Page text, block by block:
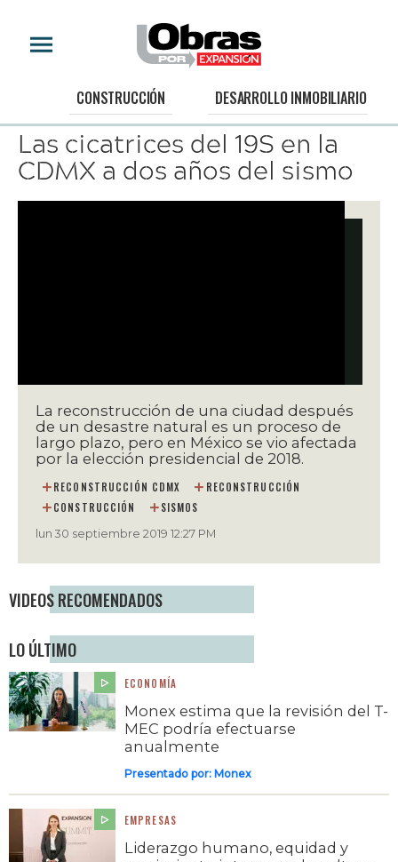
CONSTRUCCIÓN DESARROLLO INMOBILIARIO
Las cicatrices del 19S en la
CDMX a dos años del sismo
lun 30 septiembre 2019 12:27 PM
La reconstrucción de una ciudad después
de un desastre natural es un proceso de
largo plazo, pero en México se vio afectada
por la elección presidencial de 2018.
RECONSTRUCCIÓN CDMX
RECONSTRUCCIÓN
CONSTRUCCIÓN
SISMOS
VIDEOS RECOMENDADOS
LO ÚLTIMO
ECONOMÍA
Monex estima que la revisión del T-
MEC podría efectuarse
anualmente
Presentado por: Monex
EMPRESAS
Liderazgo humano, equidad y